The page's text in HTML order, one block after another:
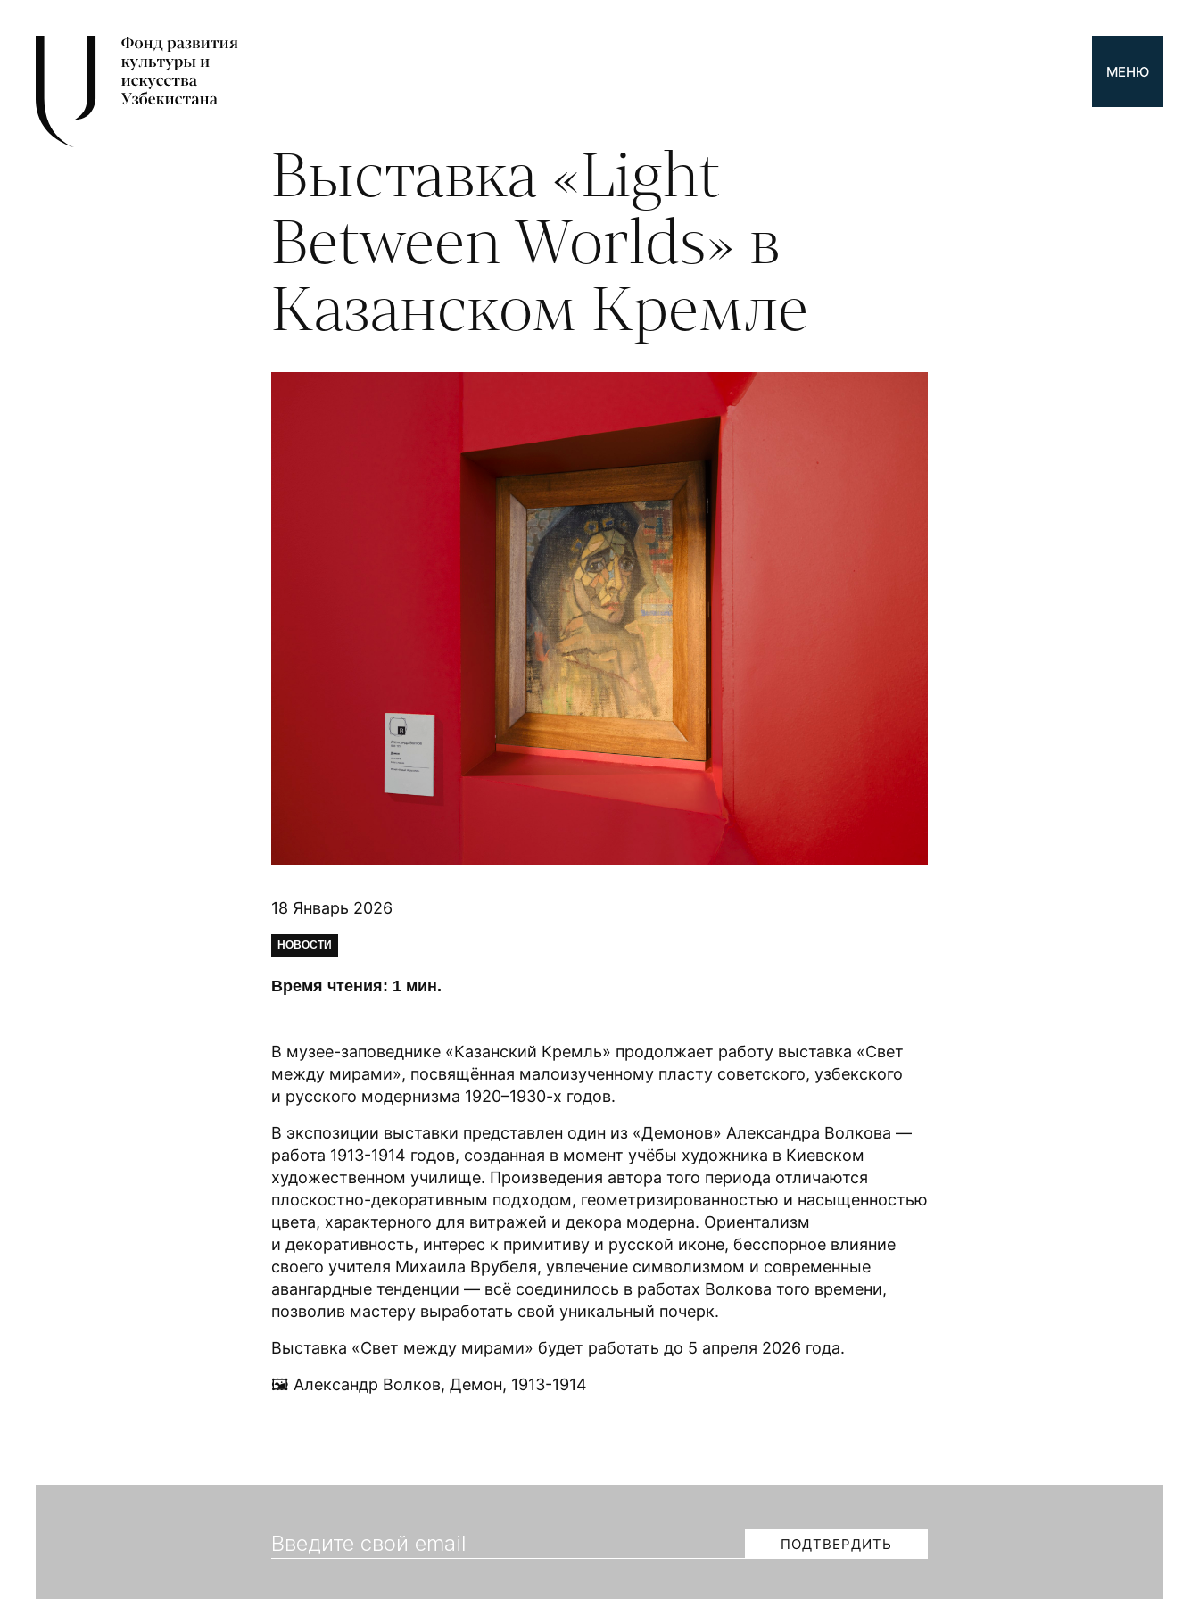
МЕНЮ
Выставка «Light
Between Worlds» в
Казанском Кремле
18 Январь 2026
НОВОСТИ
Время чтения: 1 мин.
В музее-заповеднике «Казанский Кремль» продолжает работу выставка «Свет
между мирами», посвящённая малоизученному пласту советского, узбекского
и русского модернизма 1920–1930-х годов.
В экспозиции выставки представлен один из «Демонов» Александра Волкова —
работа 1913-1914 годов, созданная в момент учёбы художника в Киевском
художественном училище. Произведения автора того периода отличаются
плоскостно-декоративным подходом, геометризированностью и насыщенностью
цвета, характерного для витражей и декора модерна. Ориентализм
и декоративность, интерес к примитиву и русской иконе, бесспорное влияние
своего учителя Михаила Врубеля, увлечение символизмом и современные
авангардные тенденции — всё соединилось в работах Волкова того времени,
позволив мастеру выработать свой уникальный почерк.
Выставка «Свет между мирами» будет работать до 5 апреля 2026 года.
🖼 Александр Волков, Демон, 1913-1914